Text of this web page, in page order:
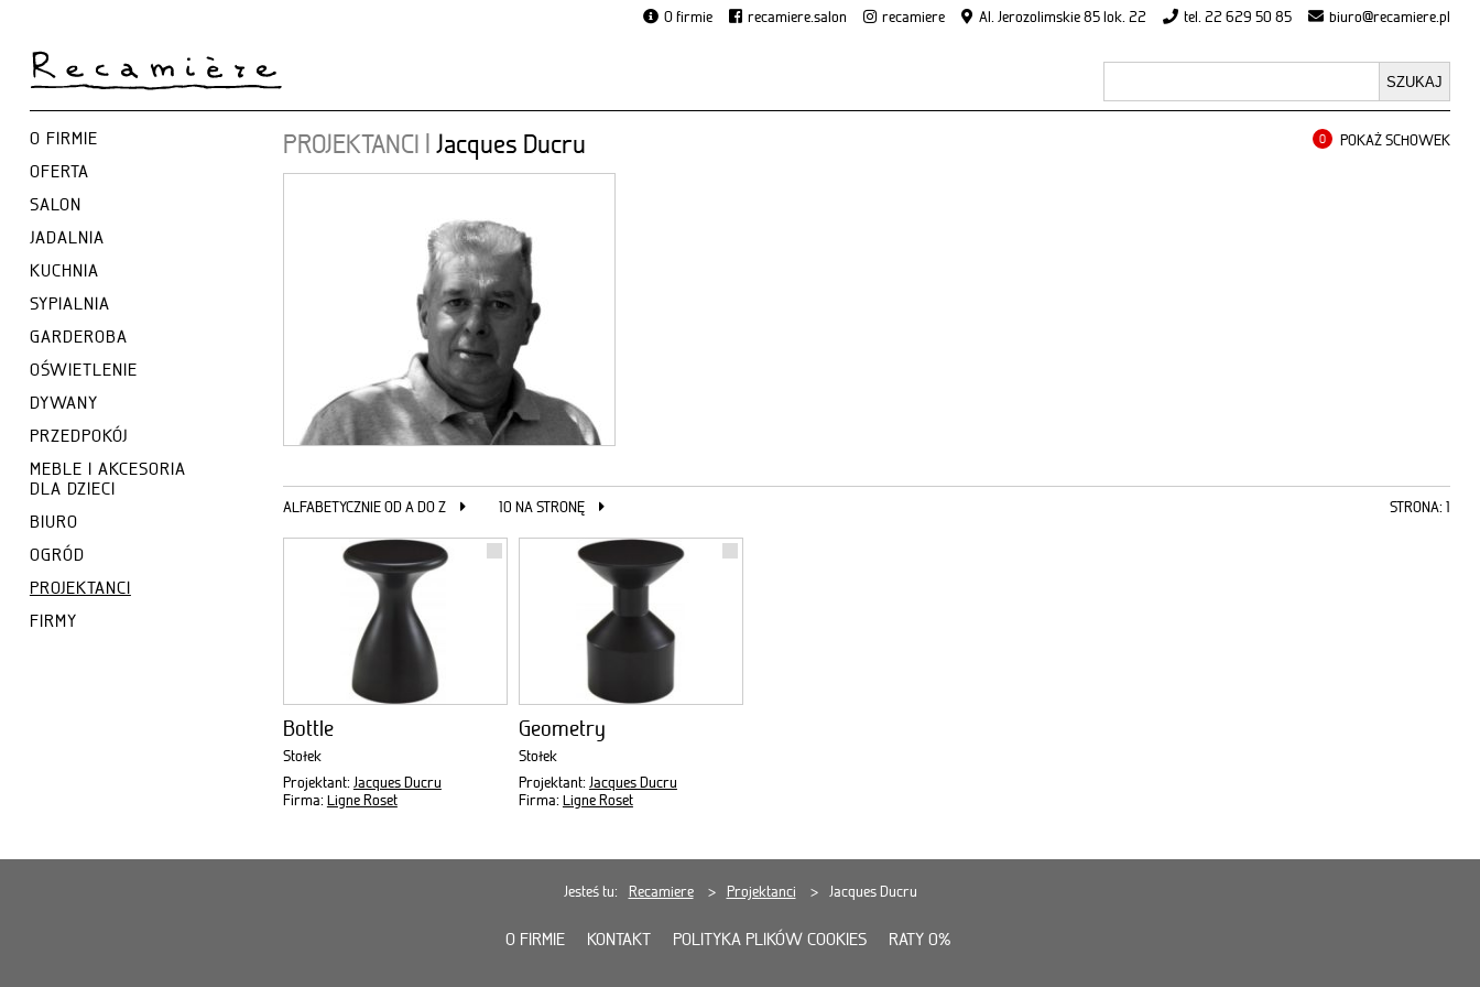
O firmie recamiere.salon recamiere Al. Jerozolimskie 85 lok. 22 tel. 22 629 50 85 biuro@recamiere.pl
O FIRMIE
OFERTA
SALON
JADALNIA
KUCHNIA
SYPIALNIA
GARDEROBA
OŚWIETLENIE
DYWANY
PRZEDPOKÓJ
MEBLE I AKCESORIA
DLA DZIECI
BIURO
OGRÓD
PROJEKTANCI
FIRMY
PROJEKTANCI Jacques Ducru 0 POKAŻ SCHOWEK
ALFABETYCZNIE OD A DO Z 10 NA STRONĘ STRONA: 1
Bottle
Stołek
Projektant: Jacques Ducru
Firma:Ligne Roset
Geometry
Stołek
Projektant: Jacques Ducru
Firma:Ligne Roset
Jesteś tu: Recamiere Projektanci Jacques Ducru
O FIRMIE KONTAKT POLITYKA PLIKÓW COOKIES RATY 0%